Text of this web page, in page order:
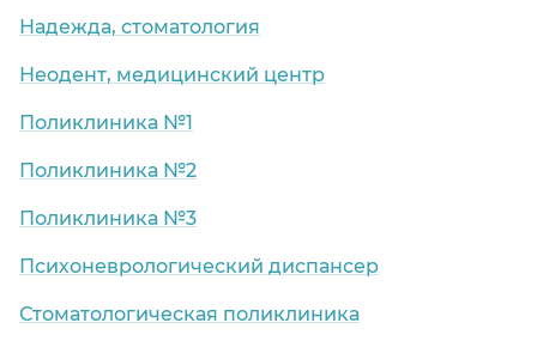
Надежда, стоматология
Неодент, медицинский центр
Поликлиника №1
Поликлиника №2
Поликлиника №3
Психоневрологический диспансер
Стоматологическая поликлиника